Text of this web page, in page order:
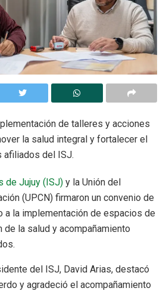
de talleres y acciones
la salud integral y fortalecer el
afiliados del ISJ.
de Jujuy (ISJ) y la Unión del
(UPCN) firmaron un convenio de
a la implementación de espacios de
de la salud y acompañamiento
del ISJ, David Arias, destacó
y agradeció el acompañamiento